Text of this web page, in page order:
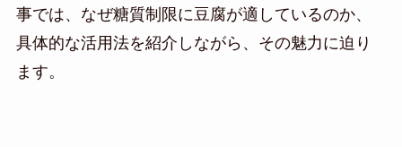
事では、なぜ糖質制限に豆腐が適しているのか、
具体的な活用法を紹介しながら、その魅力に迫り
ます。